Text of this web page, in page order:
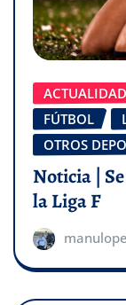
ACTUALIDAD
FÚTBOL
OTROS
Noticia |
la Liga F